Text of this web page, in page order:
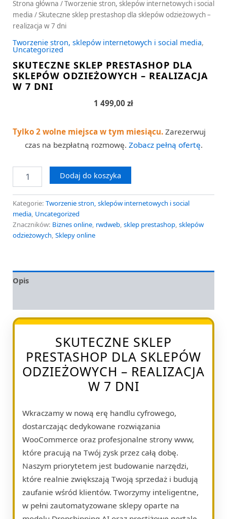
Strona główna /Tworzenie stron, sklepów internetowych i social
media / Skuteczne sklep prestashop dla sklepów odzieżowych –
realizacja w 7 dni
Tworzenie stron, sklepów internetowych i social media,
Uncategorized
SKUTECZNE SKLEP PRESTASHOP DLA
SKLEPÓW ODZIEŻOWYCH – REALIZACJA
W 7 DNI
1 499,00 zł
Tylko 2 wolne miejsca w tym miesiącu. Zarezerwuj
czas na bezpłatną rozmowę. Zobacz pełną ofertę.
Dodaj do koszyka
Kategorie: Tworzenie stron, sklepów internetowych i social
media, Uncategorized
Znaczników: Biznes online, rwdweb, sklep prestashop, sklepów
odzieżowych, Sklepy online
Opis
SKUTECZNE SKLEP
PRESTASHOP DLA SKLEPÓW
ODZIEŻOWYCH – REALIZACJA
W 7 DNI
Wkraczamy w nową erę handlu cyfrowego,
dostarczając dedykowane rozwiązania
WooCommerce oraz profesjonalne strony www,
które pracują na Twój zysk przez całą dobę.
Naszym priorytetem jest budowanie narzędzi,
które realnie zwiększają Twoją sprzedaż i budują
zaufanie wśród klientów. Tworzymy inteligentne,
w pełni zautomatyzowane sklepy oparte na